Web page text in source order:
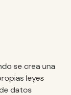
se crea una
leyes
datos